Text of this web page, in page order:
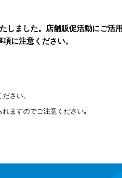
しました。店舗販促活動にご活用
に注意ください。
さい。
ますのでご注意ください｡